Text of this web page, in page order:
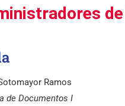
Ramos
de Documentos I